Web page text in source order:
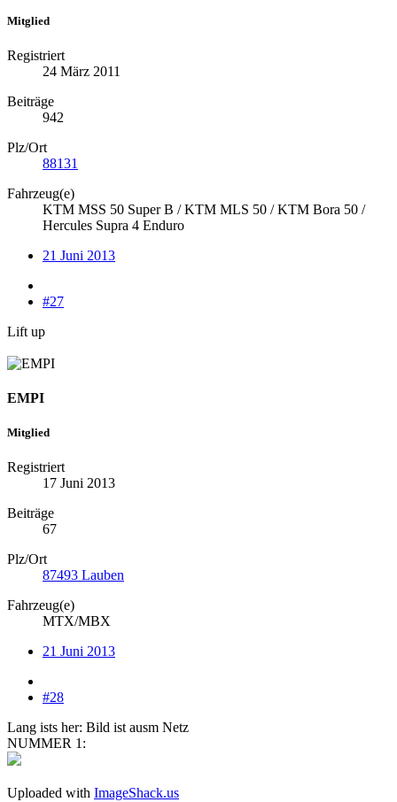
Mitglied
Registriert
24 März 2011
Beiträge
942
Plz/Ort
88131
Fahrzeug(e)
KTM MSS 50 Super B / KTM MLS 50 / KTM Bora 50 /
Hercules Supra 4 Enduro
21 Juni 2013
#27
Lift up
EMPI
Mitglied
Registriert
17 Juni 2013
Beiträge
67
Plz/Ort
87493 Lauben
Fahrzeug(e)
MTX/MBX
21 Juni 2013
#28
Lang ists her: Bild ist ausm Netz
NUMMER 1:
Uploaded with ImageShack.us